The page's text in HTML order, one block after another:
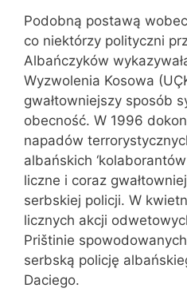
Podobną postawą
co niektórzy polityczni
Albańczyków
Wyzwolenia Kosowa
gwałtowniejszy sposób
obecność. W 1996
napadów
albańskich
liczne i coraz
serbskiej policji. W
licznych akcji
Prištinie
serbską policję
Daciego.